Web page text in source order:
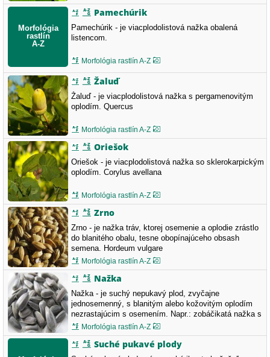
Pamechúrik
Pamechúrik - je viacplodolistová nažka obalená
listencom.
Morfológia rastlín A-Z
Žaluď
Žaluď - je viacplodolistová nažka s pergamenovitým
oplodím. Quercus
Morfológia rastlín A-Z
Oriešok
Oriešok - je viacplodolistová nažka so sklerokarpickým
oplodím. Corylus avellana
Morfológia rastlín A-Z
Zrno
Zrno - je nažka tráv, ktorej osemenie a oplodie zrástlo
do blanitého obalu, tesne obopínajúceho obsash
semena. Hordeum vulgare
Morfológia rastlín A-Z
Nažka
Nažka - je suchý nepukavý plod, zvyčajne
jednosemenný, s blanitým alebo kožovitým oplodím
nezrastajúcim s osemením. Napr.: zobáčikatá nažka s
chocholcom, zobáčikatá nažka, krídlatá nažka.
Helianthus annuus
Morfológia rastlín A-Z
Suché pukavé plody